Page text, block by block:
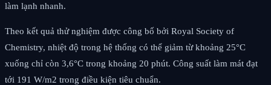
làm lạnh nhanh.
Theo kết quả thử nghiệm được công bố bởi Royal Society of
Chemistry, nhiệt độ trong hệ thống có thể giảm từ khoảng 25°C
xuống chỉ còn 3,6°C trong khoảng 20 phút. Công suất làm mát đạt
tới 191 W/m2 trong điều kiện tiêu chuẩn.